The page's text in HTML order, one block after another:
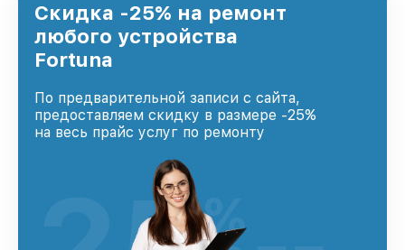
Скидка -25% на ремонт
любого устройства
Fortuna
По предварительной записи с сайта,
предоставляем скидку в размере -25%
на весь прайс услуг по ремонту
%